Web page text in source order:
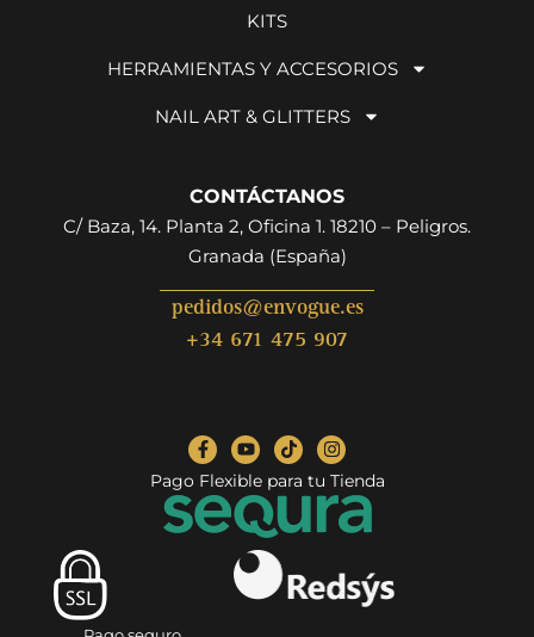
KITS
HERRAMIENTAS Y ACCESORIOS
NAIL ART & GLITTERS
CONTÁCTANOS
C/ Baza, 14. Planta 2, Oficina 1. 18210 – Peligros.
Granada (España)
pedidos@envogue.es
+34 671 475 907
Pago Flexible para tu Tienda